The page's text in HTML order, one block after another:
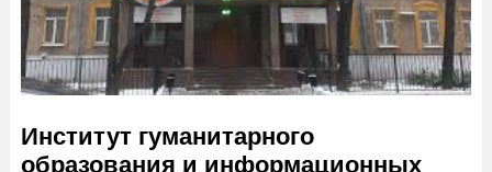
Институт гуманитарного
образования и информационных